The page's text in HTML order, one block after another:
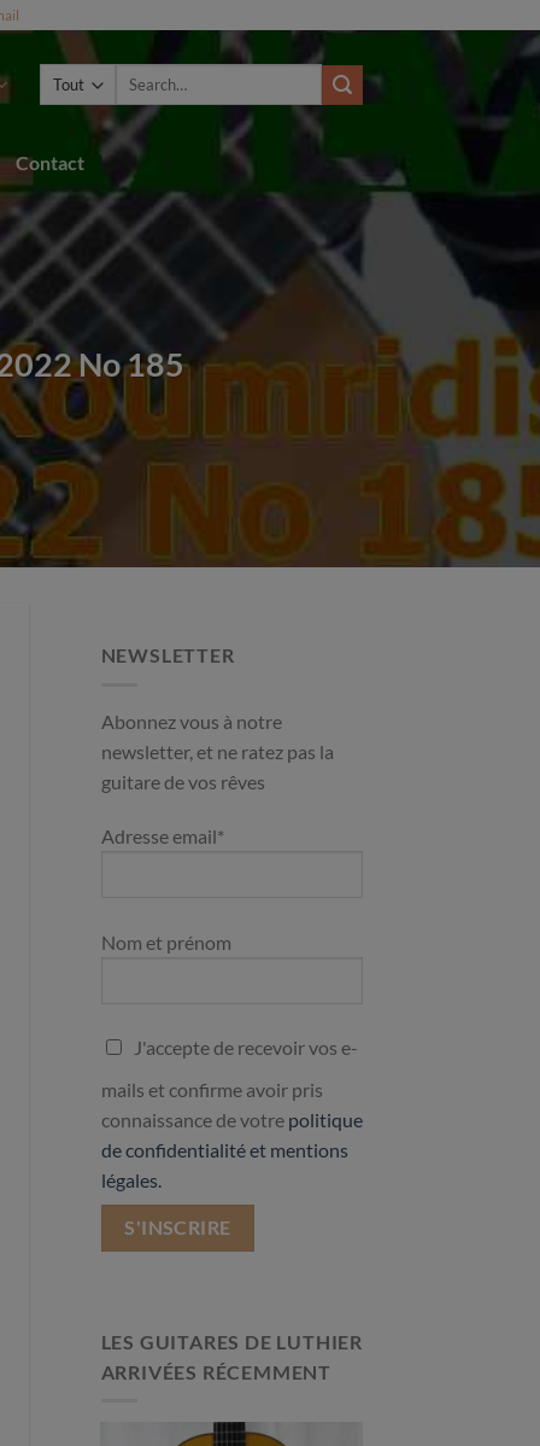
Search
Contact
No 185
NEWSLETTER
Abonnez vous à notre
newsletter, et ne ratez pas la
guitare de vos rêves
Adresse email*
Nom et prénom
J'accepte de recevoir vos e-
mails et confirme avoir pris
connaissance de votre politique
de confidentialité et mentions
légales.
LES GUITARES DE LUTHIER
ARRIVÉES RÉCEMMENT